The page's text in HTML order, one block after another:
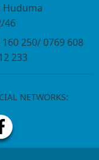
Huduma
46
250/ 0769 608
233
NETWORKS: